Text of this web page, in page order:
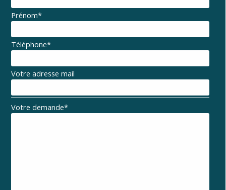
Prénom*
Téléphone*
Votre adresse mail
Votre demande*